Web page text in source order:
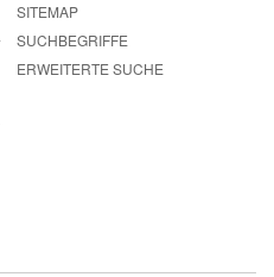
SITEMAP
SUCHBEGRIFFE
ERWEITERTE SUCHE